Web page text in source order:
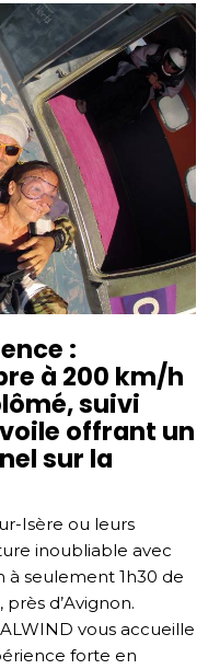
:
à 200 km/h
suivi
offrant un
sur la
Isère ou leurs
inoubliable avec
seulement 1h30 de
d’Avignon.
vous accueille
forte en